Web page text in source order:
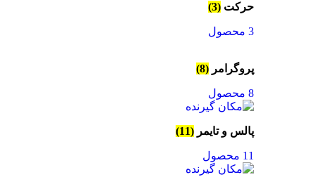
حرکت (3)
3 محصول
پروگرامر (8)
8 محصول
پالس و تایمر (11)
11 محصول